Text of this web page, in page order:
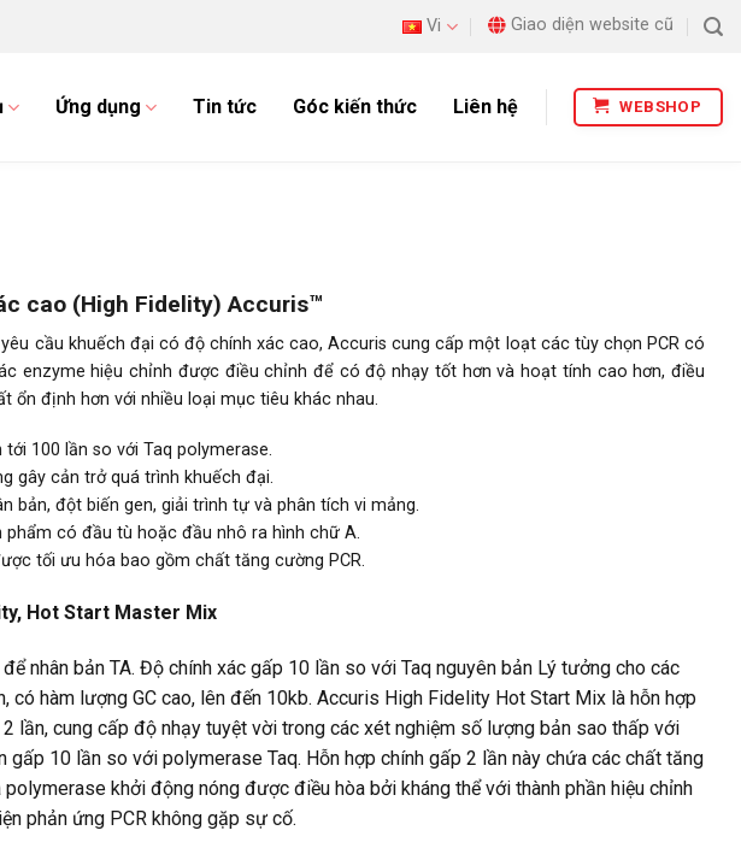
Vi Giao diện website cũ
Ứng dụng Tin tức Góc kiến thức Liên hệ WEBSHOP
cao (High Fidelity) Accuris™
cầu khuếch đại có độ chính xác cao, Accuris cung cấp một loạt các tùy chọn PCR có
enzyme hiệu chỉnh được điều chỉnh để có độ nhạy tốt hơn và hoạt tính cao hơn, điều
ổn định hơn với nhiều loại mục tiêu khác nhau.
100 lần so với Taq polymerase.
gây cản trở quá trình khuếch đại.
bản, đột biến gen, giải trình tự và phân tích vi mảng.
phẩm có đầu tù hoặc đầu nhô ra hình chữ A.
tối ưu hóa bao gồm chất tăng cường PCR.
Hot Start Master Mix
nhân bản TA. Độ chính xác gấp 10 lần so với Taq nguyên bản Lý tưởng cho các
có hàm lượng GC cao, lên đến 10kb. Accuris High Fidelity Hot Start Mix là hỗn hợp
lần, cung cấp độ nhạy tuyệt vời trong các xét nghiệm số lượng bản sao thấp với
gấp 10 lần so với polymerase Taq. Hỗn hợp chính gấp 2 lần này chứa các chất tăng
khởi động nóng được điều hòa bởi kháng thể với thành phần hiệu chỉnh
phản ứng PCR không gặp sự cố.